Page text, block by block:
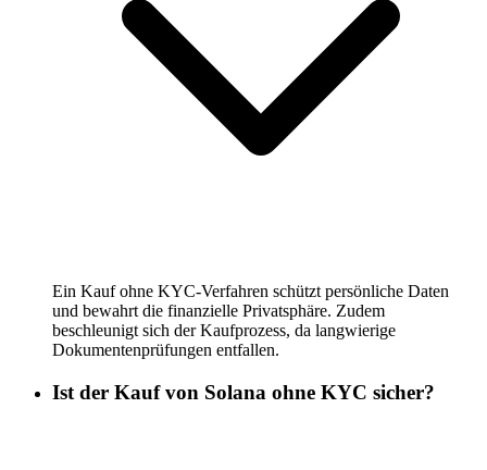
Ein Kauf ohne KYC-Verfahren schützt persönliche Daten
und bewahrt die finanzielle Privatsphäre. Zudem
beschleunigt sich der Kaufprozess, da langwierige
Dokumentenprüfungen entfallen.
Ist der Kauf von Solana ohne KYC sicher?